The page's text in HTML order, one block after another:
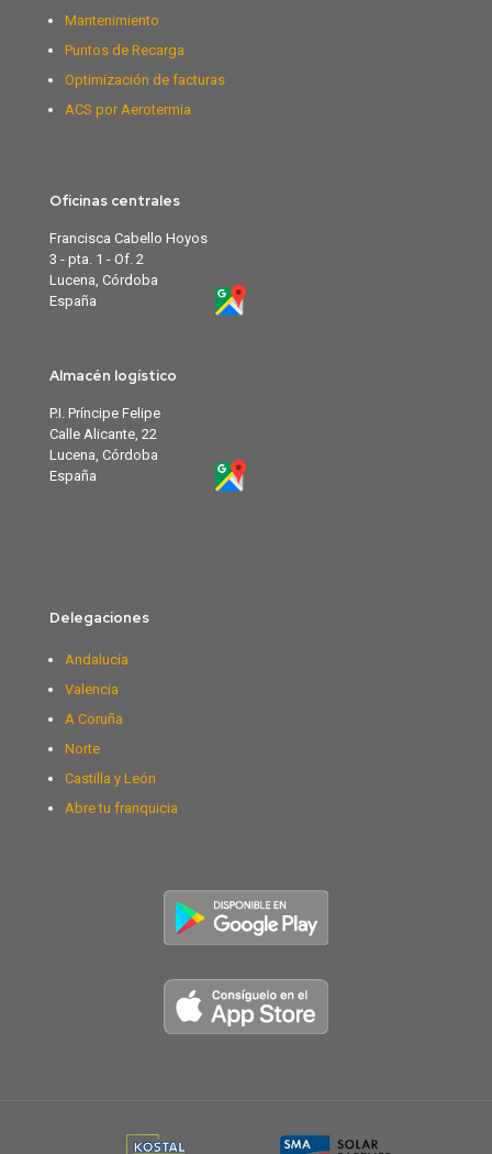
Mantenimiento
Puntos de Recarga
Optimización de facturas
ACS por Aerotermia
Oficinas centrales
Francisca Cabello Hoyos
3 - pta. 1 - Of. 2
Lucena, Córdoba
España
Almacén logístico
P.I. Príncipe Felipe
Calle Alicante, 22
Lucena, Córdoba
España
Delegaciones
Andalucía
Valencia
A Coruña
Norte
Castilla y León
Abre tu franquicia